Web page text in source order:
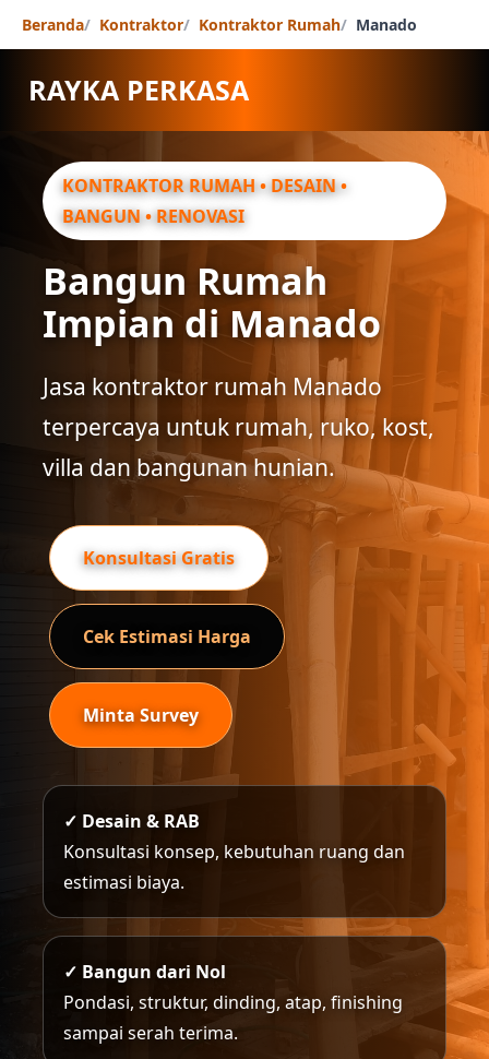
Beranda Kontraktor Kontraktor Rumah Manado
RAYKA PERKASA
KONTRAKTOR RUMAH • DESAIN •
BANGUN • RENOVASI
Bangun Rumah
Impian di Manado
Jasa kontraktor rumah Manado
terpercaya untuk rumah, ruko, kost,
villa dan bangunan hunian.
Konsultasi Gratis
Cek Estimasi Harga
Minta Survey
✓ Desain & RAB
Konsultasi konsep, kebutuhan ruang dan
estimasi biaya.
✓ Bangun dari Nol
Pondasi, struktur, dinding, atap, finishing
sampai serah terima.